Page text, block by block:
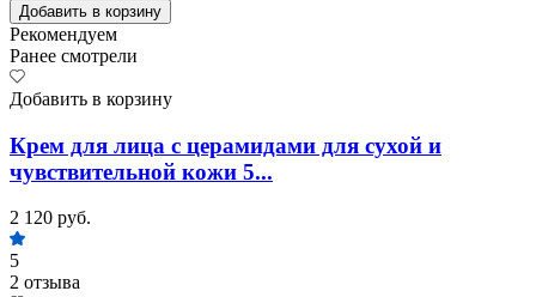
Добавить в корзину
Рекомендуем
Ранее смотрели
Добавить в корзину
Крем для лица с церамидами для сухой и
чувствительной кожи 5...
2 120 руб.
5
2 отзыва